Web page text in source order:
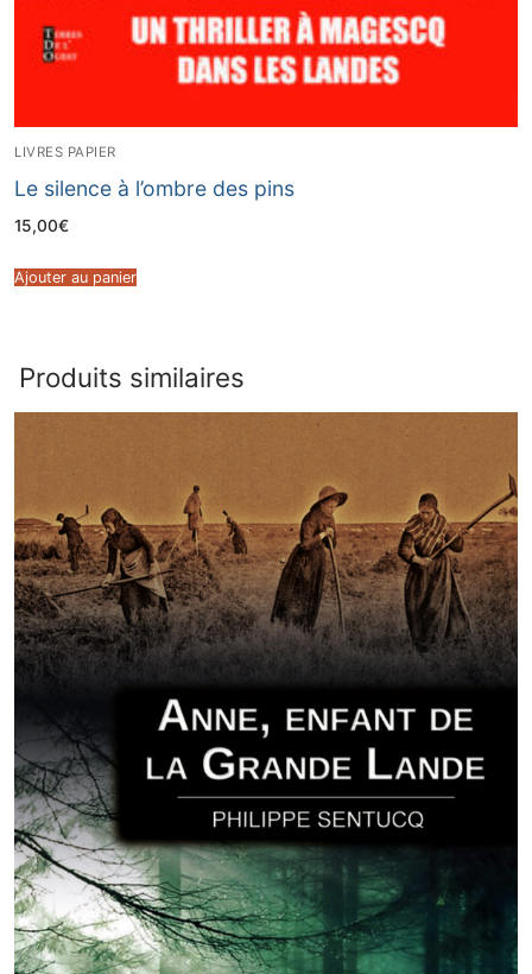
LIVRES PAPIER
Le silence à l’ombre des pins
15,00€
Ajouter au panier
Produits similaires